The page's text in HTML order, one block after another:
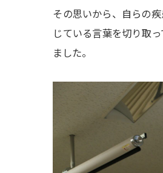
その思いから、自らの
じている言葉を切り取
ました。